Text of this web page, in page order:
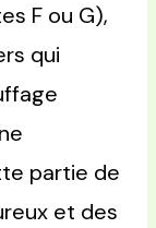
F ou G),
qui
partie de
et des